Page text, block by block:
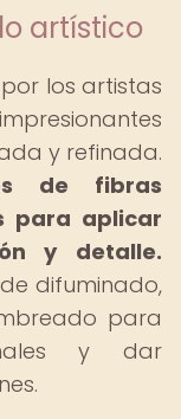
artístico
los artistas
y refinada.
de fibras
para aplicar
y detalle.
difuminado,
para
y dar